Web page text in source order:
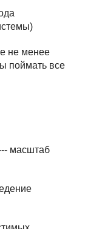
не менее
поймать все
масштаб